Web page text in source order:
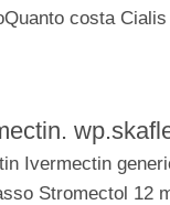
costa
Ivermectin
Stromectol 12